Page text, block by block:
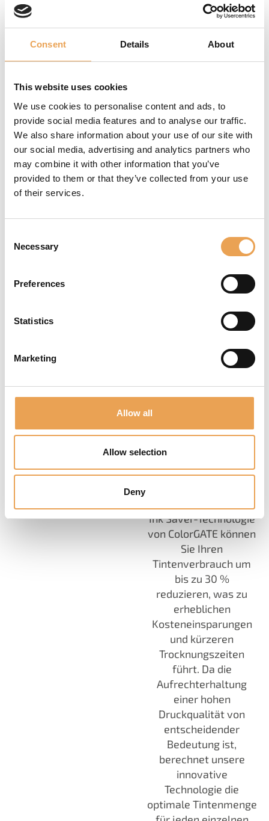
Consent Details About
This website uses cookies
We use cookies to personalise content and ads, to
provide social media features and to analyse our traffic.
We also share information about your use of our site with
our social media, advertising and analytics partners who
may combine it with other information that you’ve
provided to them or that they’ve collected from your use
of their services.
Selection
Necessary
Preferences
Statistics
Marketing
Allow all
Allow selection
Deny
unsere Lösungen
unterstützen Sie bei
Farbwiedergabe auf
jedem Substrat.
Darüber hinaus
unsere optionale
Unterstützung von
Sonderfarben,
einschließlich
PANTONE® , die
Markenintegrität zu
Sonderfarben zu
INK SAVER-
TECHNOLOGIE
In der
Verpackungsindustrie
ist die Optimierung
entscheidend für
Kosteneinsparungen
Ink Saver-Technologie
von ColorGATE können
Sie Ihren
Tintenverbrauch um
bis zu 30 %
reduzieren, was zu
erheblichen
Kosteneinsparungen
und kürzeren
Trocknungszeiten
führt. Da die
Aufrechterhaltung
einer hohen
Druckqualität von
entscheidender
Bedeutung ist,
berechnet unsere
innovative
Technologie die
optimale Tintenmenge